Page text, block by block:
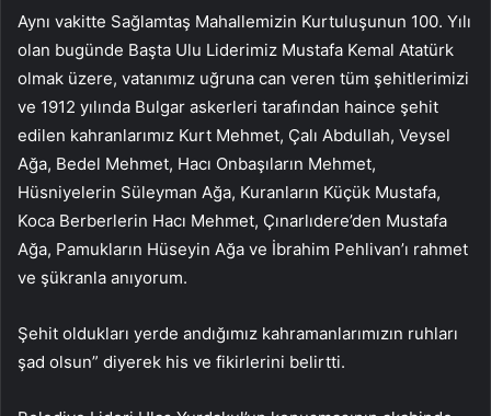
Aynı vakitte Sağlamtaş Mahallemizin Kurtuluşunun 100. Yılı
olan bugünde Başta Ulu Liderimiz Mustafa Kemal Atatürk
olmak üzere, vatanımız uğruna can veren tüm şehitlerimizi
ve 1912 yılında Bulgar askerleri tarafından haince şehit
edilen kahranlarımız Kurt Mehmet, Çalı Abdullah, Veysel
Ağa, Bedel Mehmet, Hacı Onbaşıların Mehmet,
Hüsniyelerin Süleyman Ağa, Kuranların Küçük Mustafa,
Koca Berberlerin Hacı Mehmet, Çınarlıdere’den Mustafa
Ağa, Pamukların Hüseyin Ağa ve İbrahim Pehlivan’ı rahmet
ve şükranla anıyorum.
Şehit oldukları yerde andığımız kahramanlarımızın ruhları
şad olsun” diyerek his ve fikirlerini belirtti.